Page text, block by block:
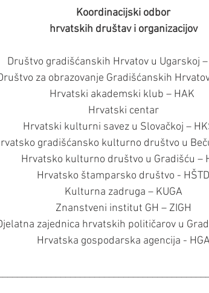
Koordinacijski odbor
hrvatskih društav i organizacijov
Društvo gradišćanskih Hrvatov u Ugarskoj –
za obrazovanje Gradišćanskih Hrvatov
Hrvatski akademski klub – HAK
Hrvatski centar
Hrvatski kulturni savez u Slovačkoj –
gradišćansko kulturno društvo u
Hrvatsko kulturno društvo u Gradišću –
Hrvatsko štamparsko društvo - HŠTD
Kulturna zadruga – KUGA
Znanstveni institut GH – ZIGH
zajednica hrvatskih političarov u
Hrvatska gospodarska agencija - HGA